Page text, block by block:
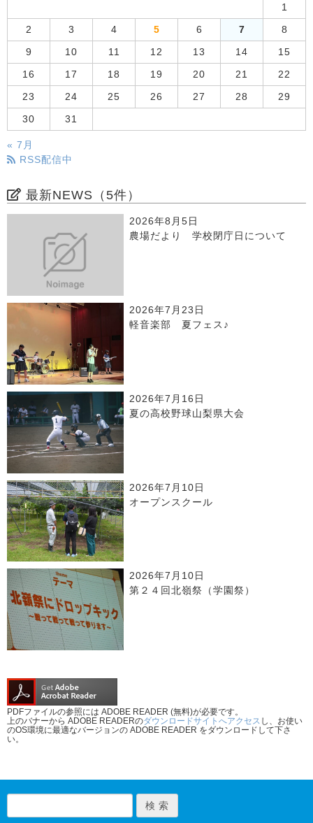
1
2 3 4 5 6 7 8
9 10 11 12 13 14 15
16 17 18 19 20 21 22
23 24 25 26 27 28 29
30 31
« 7月
RSS配信中
最新NEWS（5件）
2026年8月5日
農場だより 学校閉庁日について
2026年7月23日
軽音楽部 夏フェス♪
2026年7月16日
夏の高校野球山梨県大会
2026年7月10日
オープンスクール
2026年7月10日
第２４回北嶺祭（学園祭）
PDFファイルの参照には ADOBE READER (無料)が必要です。
上のバナーから ADOBE READERのダウンロードサイトへアクセス し、お使い
のOS環境に最適なバージョンの ADOBE READER をダウンロードして下さ
い。